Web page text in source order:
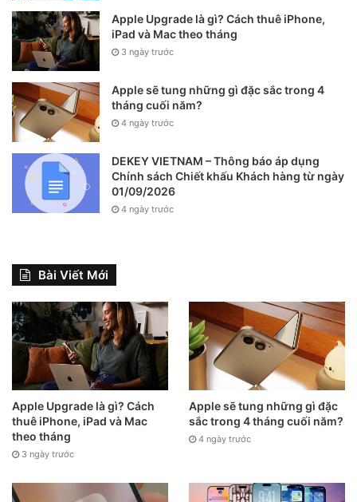
Apple Upgrade là gì? Cách thuê iPhone,
iPad và Mac theo tháng
3 ngày trước
Apple sẽ tung những gì đặc sắc trong 4
tháng cuối năm?
4 ngày trước
DEKEY VIETNAM – Thông báo áp dụng
Chính sách Chiết khấu Khách hàng từ ngày
01/09/2026
4 ngày trước
Bài Viết Mới
Apple Upgrade là gì? Cách
thuê iPhone, iPad và Mac
theo tháng
3 ngày trước
Apple sẽ tung những gì đặc
sắc trong 4 tháng cuối năm?
4 ngày trước